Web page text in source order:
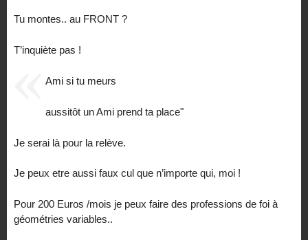
Tu montes.. au FRONT ?
T’inquiète pas !
Ami si tu meurs
aussitôt un Ami prend ta place"
Je serai là pour la relève.
Je peux etre aussi faux cul que n’importe qui, moi !
Pour 200 Euros /mois je peux faire des professions de foi à
géométries variables..